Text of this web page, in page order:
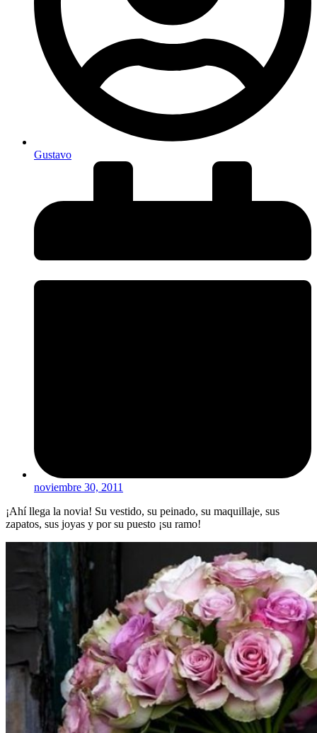
Gustavo
noviembre 30, 2011
¡Ahí llega la novia! Su vestido, su peinado, su maquillaje, sus
zapatos, sus joyas y por su puesto ¡su ramo!